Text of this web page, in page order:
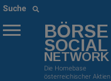
Suche
BÖRSE
SOCIAL
NETWORK
Die Homebase
österreichischer Aktien